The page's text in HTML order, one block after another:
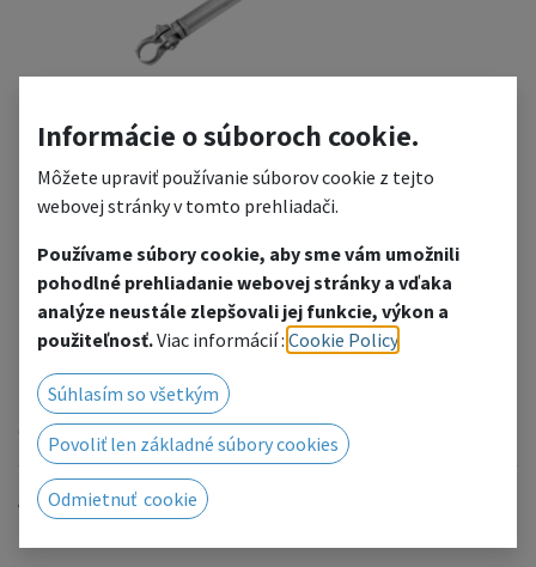
8201 Uni clamp 600mm
Add to wishlist
We will be happy to prepare a price offer for you, click to
go to the contact form.
Or contact us by phone/email.
Art.No.:0779
Informácie o súboroch cookie.
Môžete upraviť používanie súborov cookie z tejto
webovej stránky v tomto prehliadači.
Používame súbory cookie, aby sme vám umožnili
pohodlné prehliadanie webovej stránky a vďaka
analýze neustále zlepšovali jej funkcie, výkon a
použiteľnosť.Viac informácií : Cookie Policy
Súhlasím so všetkým
Povoliť len základné súbory cookies
Odmietnuť cookie